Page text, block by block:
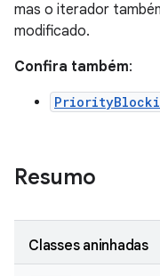
mas o iterador
modificado.
Confira também:
Resumo
Classes aninhadas